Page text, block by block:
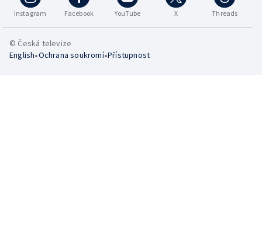
Instagram Facebook YouTube X Threads
© Česká televize
English•Ochrana soukromí•Přístupnost